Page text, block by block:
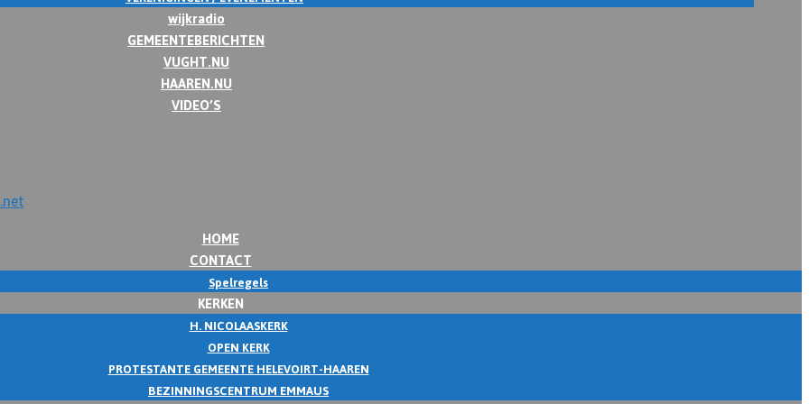
wijkradio
GEMEENTEBERICHTEN
VUGHT.NU
HAAREN.NU
VIDEO’S
HOME
CONTACT
Spelregels
KERKEN
H. NICOLAASKERK
OPEN KERK
PROTESTANTE GEMEENTE HELEVOIRT-HAAREN
BEZINNINGSCENTRUM EMMAUS